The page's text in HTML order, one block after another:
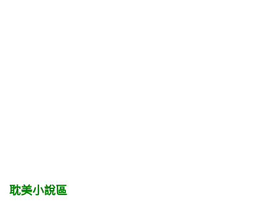
耽美小說區